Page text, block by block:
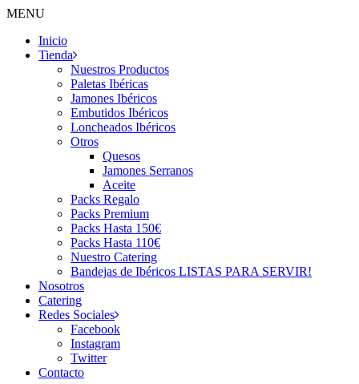
MENU
Inicio
Tienda
Nuestros Productos
Paletas Ibéricas
Jamones Ibéricos
Embutidos Ibéricos
Loncheados Ibéricos
Otros
Quesos
Jamones Serranos
Aceite
Packs Regalo
Packs Premium
Packs Hasta 150€
Packs Hasta 110€
Nuestro Catering
Bandejas de Ibéricos LISTAS PARA SERVIR!
Nosotros
Catering
Redes Sociales
Facebook
Instagram
Twitter
Contacto